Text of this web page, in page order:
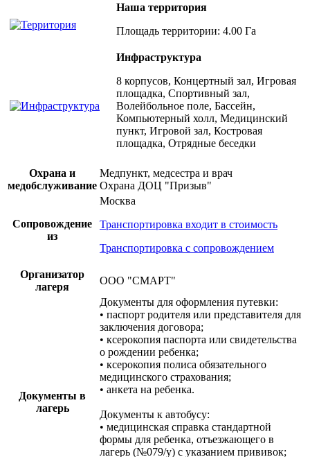
Наша территория
Площадь территории: 4.00 Га
Инфраструктура
8 корпусов, Концертный зал, Игровая
площадка, Спортивный зал,
Волейбольное поле, Бассейн,
Компьютерный холл, Медицинский
пункт, Игровой зал, Костровая
площадка, Отрядные беседки
Охрана и
медобслуживание
Медпункт, медсестра и врач
Охрана ДОЦ "Призыв"
Сопровождение
из
Москва
Транспортировка входит в стоимость
Транспортировка с сопровождением
Организатор
лагеря
ООО "СМАРТ"
Документы в
лагерь
Документы для оформления путевки:
• паспорт родителя или представителя для
заключения договора;
• ксерокопия паспорта или свидетельства
о рождении ребенка;
• ксерокопия полиса обязательного
медицинского страхования;
• анкета на ребенка.
Документы к автобусу:
• медицинская справка стандартной
формы для ребенка, отъезжающего в
лагерь (№079/у) с указанием прививок;